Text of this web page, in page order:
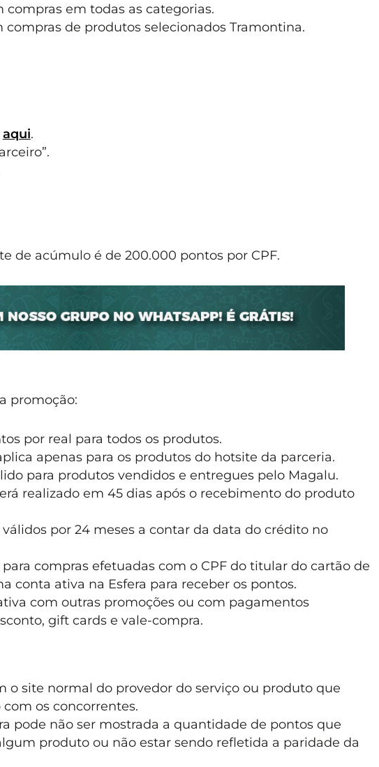
compras em todas as categorias.
compras de produtos selecionados Tramontina.
aqui.
de acúmulo é de 200.000 pontos por CPF.
promoção:
por real para todos os produtos.
apenas para os produtos do hotsite da parceria.
para produtos vendidos e entregues pelo Magalu.
realizado em 45 dias após o recebimento do produto
por 24 meses a contar da data do crédito no
compras efetuadas com o CPF do titular do cartão de
conta ativa na Esfera para receber os pontos.
com outras promoções ou com pagamentos
gift cards e vale-compra.
o site normal do provedor do serviço ou produto que
os concorrentes.
pode não ser mostrada a quantidade de pontos que
produto ou não estar sendo refletida a paridade da